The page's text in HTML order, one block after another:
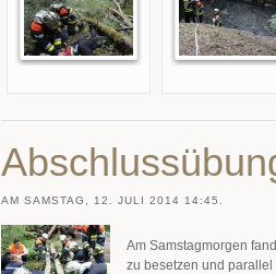
AM SAMSTAG, 12. JULI 2014 14:45.
Am Samstagmorgen
zu besetzen und